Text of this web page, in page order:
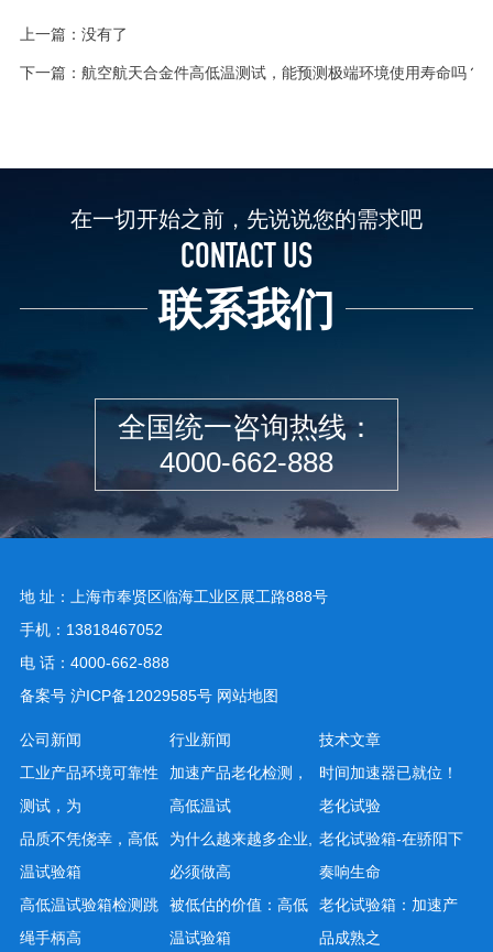
上一篇：没有了
下一篇： 航空航天合金件高低温测试，能预测极端环境使用寿命吗？
在一切开始之前，先说说您的需求吧
CONTACT US
联系我们
全国统一咨询热线：
4000-662-888
地 址：上海市奉贤区临海工业区展工路888号
手机：13818467052
电 话：4000-662-888
备案号 沪ICP备12029585号 网站地图
公司新闻
工业产品环境可靠性
测试，为
品质不凭侥幸，高低
温试验箱
高低温试验箱检测跳
绳手柄高
行业新闻
加速产品老化检测，
高低温试
为什么越来越多企业,
必须做高
被低估的价值：高低
温试验箱
技术文章
时间加速器已就位！
老化试验
老化试验箱-在骄阳下
奏响生命
老化试验箱：加速产
品成熟之